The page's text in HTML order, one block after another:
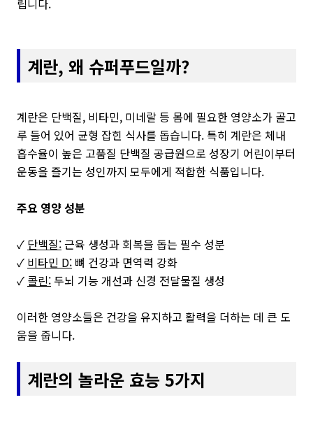
립니다.
계란, 왜 슈퍼푸드일까?
계란은 단백질, 비타민, 미네랄 등 몸에 필요한 영양소가 골고
루 들어 있어 균형 잡힌 식사를 돕습니다. 특히 계란은 체내
흡수율이 높은 고품질 단백질 공급원으로 성장기 어린이부터
운동을 즐기는 성인까지 모두에게 적합한 식품입니다.
주요 영양 성분
✓ 단백질:근육 생성과 회복을 돕는 필수 성분
✓ 비타민 D: 뼈 건강과 면역력 강화
✓ 콜린: 두뇌 기능 개선과 신경 전달물질 생성
이러한 영양소들은 건강을 유지하고 활력을 더하는 데 큰 도
움을 줍니다.
계란의 놀라운 효능 5가지